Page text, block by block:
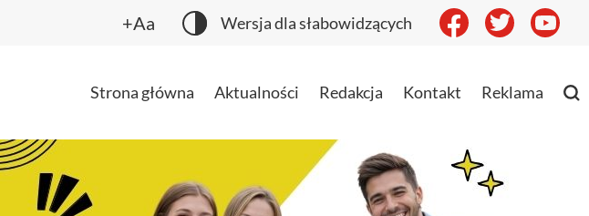
+Aa Wersja dla słabowidzących
Strona główna Aktualności Redakcja Kontakt Reklama